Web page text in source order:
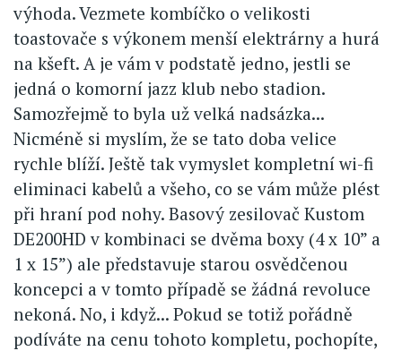
výhoda. Vezmete kombíčko o velikosti
toastovače s výkonem menší elektrárny a hurá
na kšeft. A je vám v podstatě jedno, jestli se
jedná o komorní jazz klub nebo stadion.
Samozřejmě to byla už velká nadsázka...
Nicméně si myslím, že se tato doba velice
rychle blíží. Ještě tak vymyslet kompletní wi-fi
eliminaci kabelů a všeho, co se vám může plést
při hraní pod nohy. Basový zesilovač Kustom
DE200HD v kombinaci se dvěma boxy (4 x 10” a
1 x 15”) ale představuje starou osvědčenou
koncepci a v tomto případě se žádná revoluce
nekoná. No, i když... Pokud se totiž pořádně
podíváte na cenu tohoto kompletu, pochopíte,